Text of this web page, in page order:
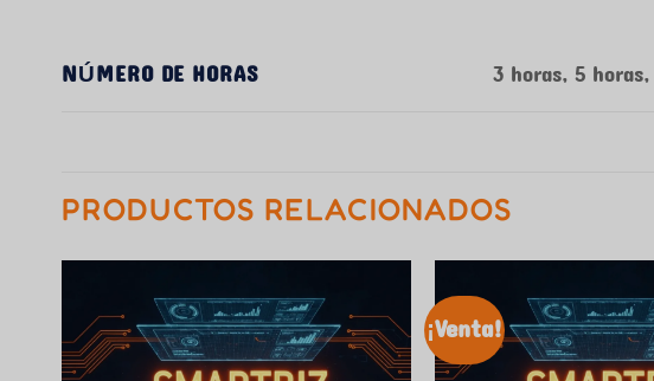
NÚMERO DE HORAS 3 horas, 5
PRODUCTOS RELACIONADOS
¡Venta!